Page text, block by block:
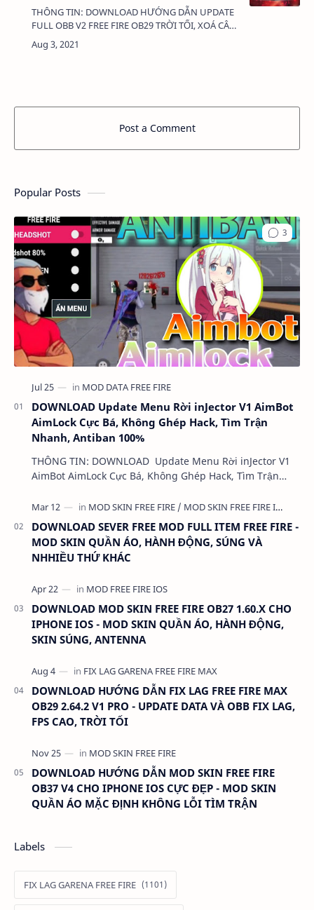
TƯỜNG, HỖ TRỢ LEO RANK CỰC VIP,
ANTIBAN 💯%
THÔNG TIN: DOWNLOAD HƯỚNG DẪN UPDATE
FULL OBB V2 FREE FIRE OB29 TRỜI TỐI, XOÁ CÂY,
XOÁ CỎ, NGƯỜI HỒNG, XUYÊN TƯỜNG, HỖ TRỢ
LEO RANK CỰC VIP, ANTIBAN 💯% DUNG
Post a Comment
Popular Posts
DOWNLOAD Update Menu Rời inJector V1 AimBot
AimLock Cực Bá, Không Ghép Hack, Tìm Trận
Nhanh, Antiban 100%
THÔNG TIN: DOWNLOAD Update Menu Rời inJector V1
AimBot AimLock Cực Bá, Không Ghép Hack, Tìm Trận
DOWNLOAD SEVER FREE MOD FULL ITEM FREE FIRE -
MOD SKIN QUẦN ÁO, HÀNH ĐỘNG, SÚNG VÀ
NHHIỀU THỨ KHÁC
DOWNLOAD MOD SKIN FREE FIRE OB27 1.60.X CHO
IPHONE IOS - MOD SKIN QUẦN ÁO, HÀNH ĐỘNG,
SKIN SÚNG, ANTENNA
DOWNLOAD HƯỚNG DẪN FIX LAG FREE FIRE MAX
OB29 2.64.2 V1 PRO - UPDATE DATA VÀ OBB FIX LAG,
FPS CAO, TRỜI TỐI
DOWNLOAD HƯỚNG DẪN MOD SKIN FREE FIRE
OB37 V4 CHO IPHONE IOS CỰC ĐẸP - MOD SKIN
QUẦN ÁO MẶC ĐỊNH KHÔNG LỖI TÌM TRẬN
Labels
FIX LAG GARENA FREE FIRE